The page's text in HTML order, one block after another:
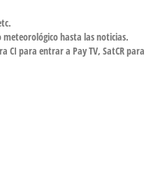
meteorológico hasta las noticias.
CI para entrar a Pay TV, SatCR para